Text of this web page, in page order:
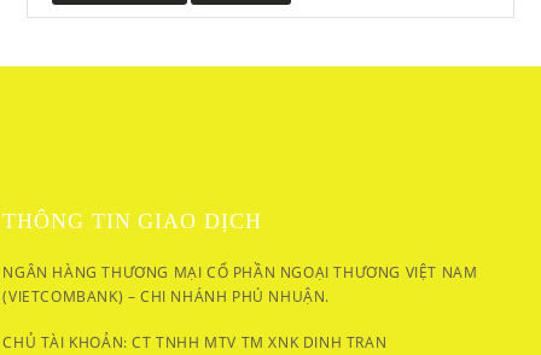
THÔNG TIN GIAO DỊCH
NGÂN HÀNG THƯƠNG MẠI CỔ PHẦN NGOẠI THƯƠNG VIỆT NAM
(VIETCOMBANK) – CHI NHÁNH PHÚ NHUẬN.
CHỦ TÀI KHOẢN: CT TNHH MTV TM XNK DINH TRAN